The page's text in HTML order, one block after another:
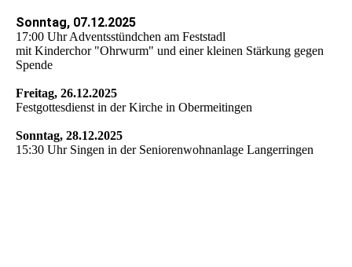
Sonntag, 07.12.2025
17:00 Uhr Adventsstündchen am Feststadl
mit Kinderchor "Ohrwurm" und einer kleinen Stärkung gegen
Spende
Freitag, 26.12.2025
Festgottesdienst in der Kirche in Obermeitingen
Sonntag, 28.12.2025
15:30 Uhr Singen in der Seniorenwohnanlage Langerringen